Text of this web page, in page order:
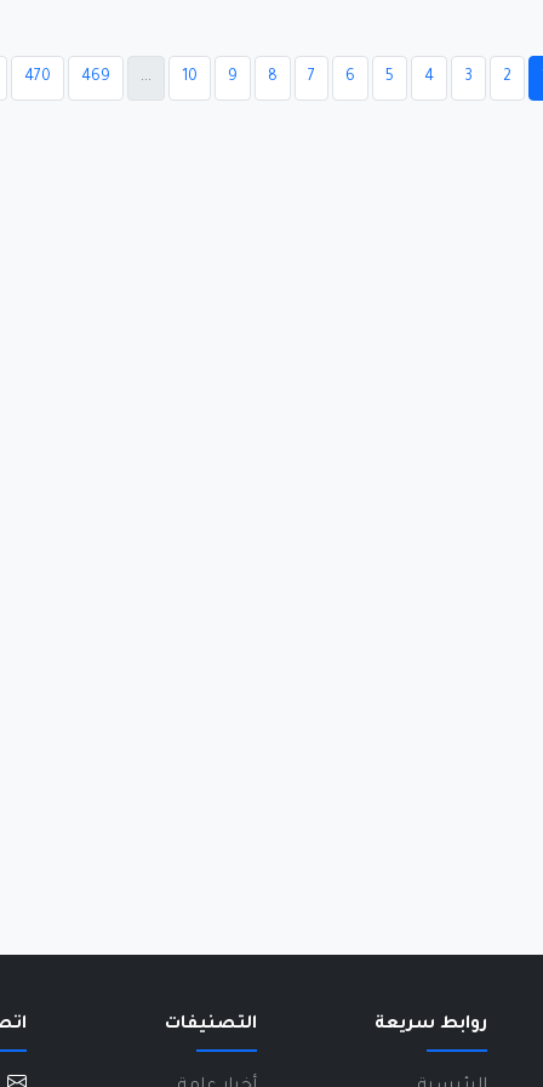
2
3
4
5
6
7
8
9
10
...
469
470
روابط سريعة التصنيفات